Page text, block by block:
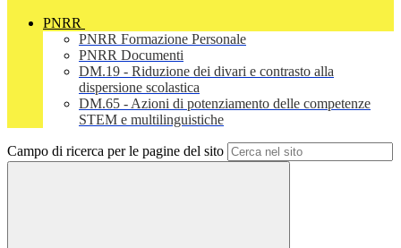
PNRR
PNRR Formazione Personale
PNRR Documenti
DM.19 - Riduzione dei divari e contrasto alla
dispersione scolastica
DM.65 - Azioni di potenziamento delle competenze
STEM e multilinguistiche
Campo di ricerca per le pagine del sito